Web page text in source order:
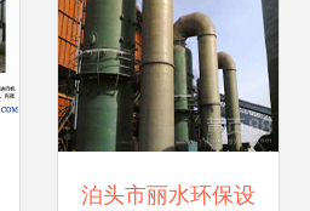
泊头市丽水环保设